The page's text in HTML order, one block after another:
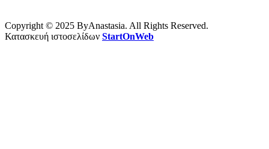
Copyright © 2025 ByAnastasia. All Rights Reserved.
Κατασκευή ιστοσελίδων StartOnWeb